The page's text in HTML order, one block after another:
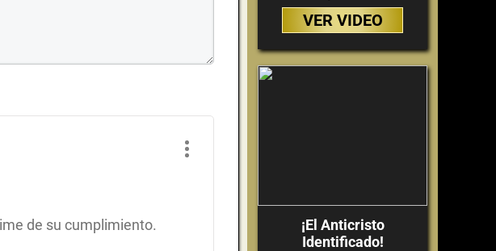
de su cumplimiento.
VER VIDEO
¡El Anticristo
Identificado!